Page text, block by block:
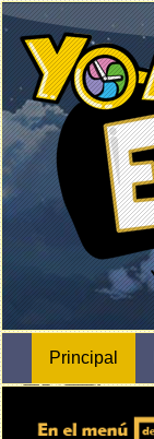
Principal